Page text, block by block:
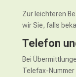
Zur leichteren
wir Sie, falls
Telefon
Bei
Telefax-